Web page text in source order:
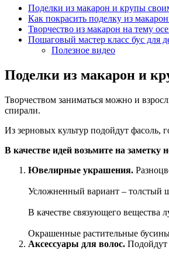
Поделки из макарон и крупы
Как покрасить поделку из
Творчество из макарон на тему
Пошаговый мастер класс бус для
Полезное видео
Поделки из макарон и
Творчеством заниматься можно и
спирали.
Из зерновых культур подойдут фасоль,
В качестве идей возьмите на заметку
Ювелирные украшения.
Усложненный вариант – толстый
В качестве связующего вещества
Окрашенные растительные
Аксессуары для волос. Подойдут